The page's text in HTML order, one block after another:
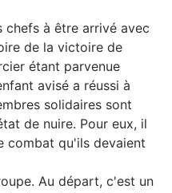
chefs à être arrivé avec
de la victoire de
étant parvenue
avisé a réussi à
solidaires sont
de nuire. Pour eux, il
combat qu'ils devaient
Au départ, c'est un